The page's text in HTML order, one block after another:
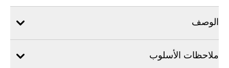
الوصف
ملاحظات الأسلوب